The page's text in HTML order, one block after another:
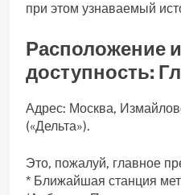
при этом узнаваемый
Расположение
доступность:
Адрес: Москва,
(«Дельта»).
Это, пожалуй, главное
* Ближайшая станция